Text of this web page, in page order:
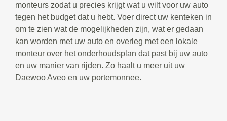
monteurs zodat u precies krijgt wat u wilt voor uw auto
tegen het budget dat u hebt. Voer direct uw kenteken in
om te zien wat de mogelijkheden zijn, wat er gedaan
kan worden met uw auto en overleg met een lokale
monteur over het onderhoudsplan dat past bij uw auto
en uw manier van rijden. Zo haalt u meer uit uw
Daewoo Aveo en uw portemonnee.